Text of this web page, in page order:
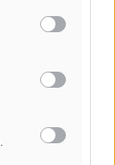
και
πιάτα μέχρι